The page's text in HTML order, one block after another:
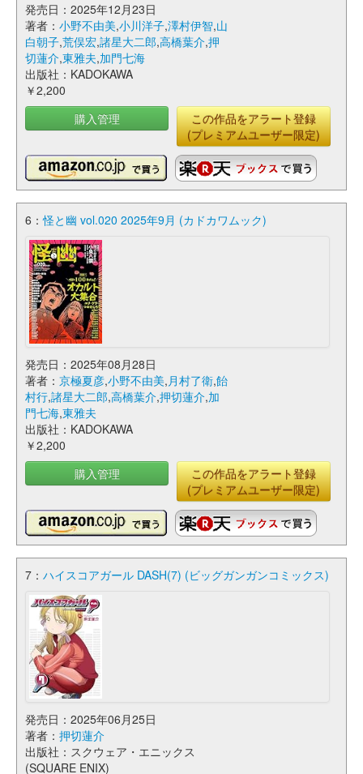
発売日：2025年12月23日
著者： 小野不由美,小川洋子,澤村伊智,山
白朝子,荒俣宏,諸星大二郎,高橋葉介,押
切蓮介,東雅夫,加門七海
出版社：KADOKAWA
￥2,200
購入管理
この作品をアラート登録
(プレミアムユーザー限定)
6：怪と幽 vol.020 2025年9月 (カドカワムック)
発売日：2025年08月28日
著者： 京極夏彦,小野不由美,月村了衛,飴
村行,諸星大二郎,高橋葉介,押切蓮介,加
門七海,東雅夫
出版社：KADOKAWA
￥2,200
購入管理
この作品をアラート登録
(プレミアムユーザー限定)
7： ハイスコアガール DASH(7) (ビッグガンガンコミックス)
発売日：2025年06月25日
著者： 押切蓮介
出版社：スクウェア・エニックス
(SQUARE ENIX)